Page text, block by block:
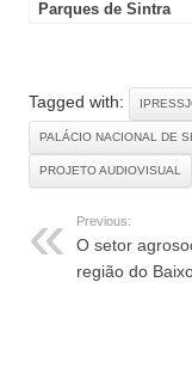
Parques de Sintra
Tagged with:
PALÁCIO NACIONAL DE
PROJETO AUDIOVISUAL
Previous:
O setor
região do